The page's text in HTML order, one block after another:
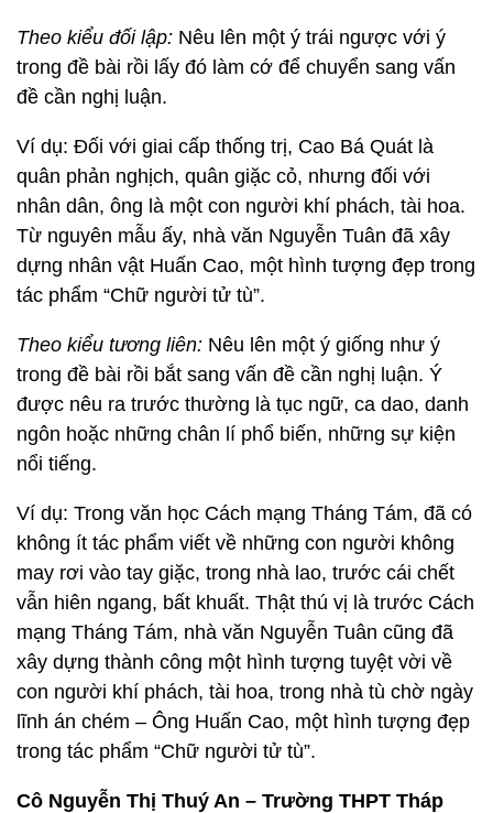
Theo kiểu đối lập: Nêu lên một ý trái ngược với ý
trong đề bài rồi lấy đó làm cớ để chuyển sang vấn
đề cần nghị luận.
Ví dụ: Đối với giai cấp thống trị, Cao Bá Quát là
quân phản nghịch, quân giặc cỏ, nhưng đối với
nhân dân, ông là một con người khí phách, tài hoa.
Từ nguyên mẫu ấy, nhà văn Nguyễn Tuân đã xây
dựng nhân vật Huấn Cao, một hình tượng đẹp trong
tác phẩm “Chữ người tử tù”.
Theo kiểu tương liên: Nêu lên một ý giống như ý
trong đề bài rồi bắt sang vấn đề cần nghị luận. Ý
được nêu ra trước thường là tục ngữ, ca dao, danh
ngôn hoặc những chân lí phổ biến, những sự kiện
nổi tiếng.
Ví dụ: Trong văn học Cách mạng Tháng Tám, đã có
không ít tác phẩm viết về những con người không
may rơi vào tay giặc, trong nhà lao, trước cái chết
vẫn hiên ngang, bất khuất. Thật thú vị là trước Cách
mạng Tháng Tám, nhà văn Nguyễn Tuân cũng đã
xây dựng thành công một hình tượng tuyệt vời về
con người khí phách, tài hoa, trong nhà tù chờ ngày
lĩnh án chém – Ông Huấn Cao, một hình tượng đẹp
trong tác phẩm “Chữ người tử tù”.
Cô Nguyễn Thị Thuý An – Trường THPT Tháp